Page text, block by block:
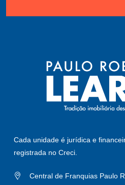
Cada unidade é jurídica e
registrada no Creci.
Central de Franquias Paulo